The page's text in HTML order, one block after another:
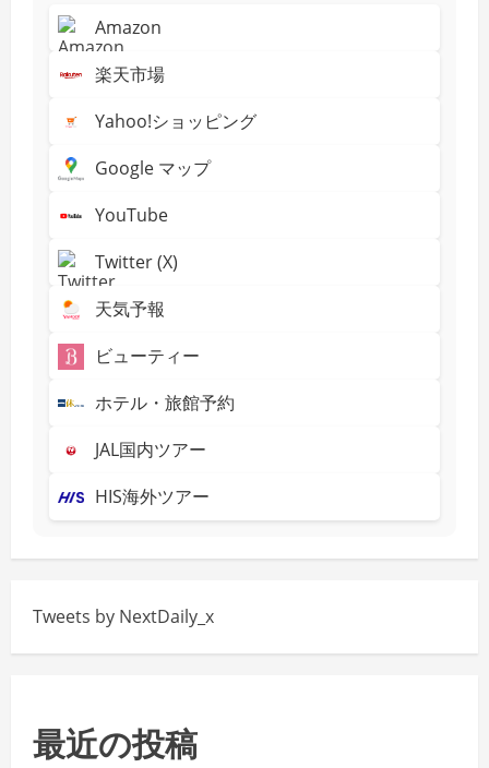
Amazon
楽天市場
Yahoo!ショッピング
Google マップ
YouTube
Twitter (X)
天気予報
ビューティー
ホテル・旅館予約
JAL国内ツアー
HIS海外ツアー
Tweets by NextDaily_x
最近の投稿